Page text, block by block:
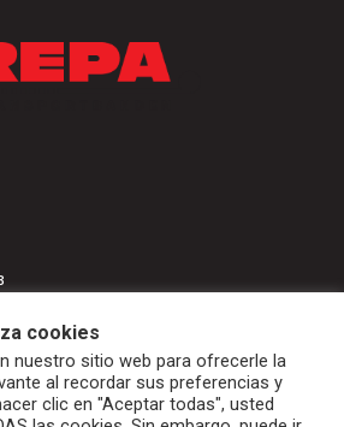
cookies
nuestro sitio web para ofrecerle la
al recordar sus preferencias y
clic en "Aceptar todas", usted